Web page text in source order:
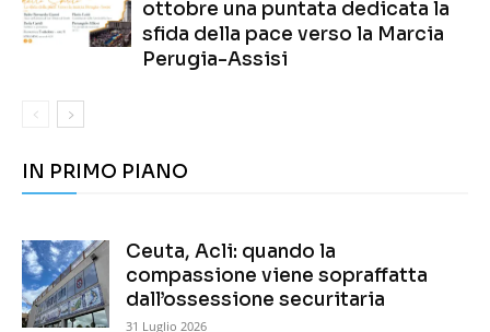
ottobre una puntata dedicata la
sfida della pace verso la Marcia
Perugia-Assisi
IN PRIMO PIANO
Ceuta, Acli: quando la
compassione viene sopraffatta
dall’ossessione securitaria
31 Luglio 2026